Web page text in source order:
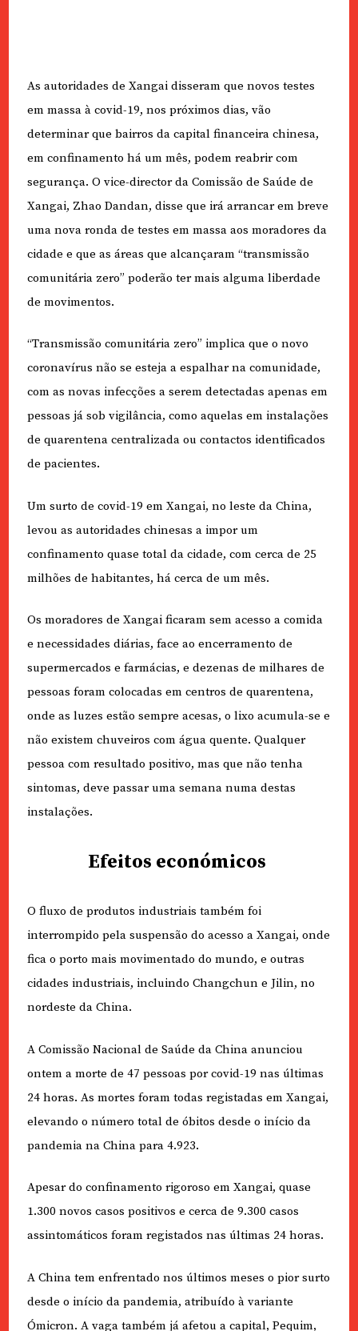
As autoridades de Xangai disseram que novos testes
em massa à covid-19, nos próximos dias, vão
determinar que bairros da capital financeira chinesa,
em confinamento há um mês, podem reabrir com
segurança. O vice-director da Comissão de Saúde de
Xangai, Zhao Dandan, disse que irá arrancar em breve
uma nova ronda de testes em massa aos moradores da
cidade e que as áreas que alcançaram “transmissão
comunitária zero” poderão ter mais alguma liberdade
de movimentos.
“Transmissão comunitária zero” implica que o novo
coronavírus não se esteja a espalhar na comunidade,
com as novas infecções a serem detectadas apenas em
pessoas já sob vigilância, como aquelas em instalações
de quarentena centralizada ou contactos identificados
de pacientes.
Um surto de covid-19 em Xangai, no leste da China,
levou as autoridades chinesas a impor um
confinamento quase total da cidade, com cerca de 25
milhões de habitantes, há cerca de um mês.
Os moradores de Xangai ficaram sem acesso a comida
e necessidades diárias, face ao encerramento de
supermercados e farmácias, e dezenas de milhares de
pessoas foram colocadas em centros de quarentena,
onde as luzes estão sempre acesas, o lixo acumula-se e
não existem chuveiros com água quente. Qualquer
pessoa com resultado positivo, mas que não tenha
sintomas, deve passar uma semana numa destas
instalações.
Efeitos económicos
O fluxo de produtos industriais também foi
interrompido pela suspensão do acesso a Xangai, onde
fica o porto mais movimentado do mundo, e outras
cidades industriais, incluindo Changchun e Jilin, no
nordeste da China.
A Comissão Nacional de Saúde da China anunciou
ontem a morte de 47 pessoas por covid-19 nas últimas
24 horas. As mortes foram todas registadas em Xangai,
elevando o número total de óbitos desde o início da
pandemia na China para 4.923.
Apesar do confinamento rigoroso em Xangai, quase
1.300 novos casos positivos e cerca de 9.300 casos
assintomáticos foram registados nas últimas 24 horas.
A China tem enfrentado nos últimos meses o pior surto
desde o início da pandemia, atribuído à variante
Ómicron. A vaga também já afetou a capital, Pequim,